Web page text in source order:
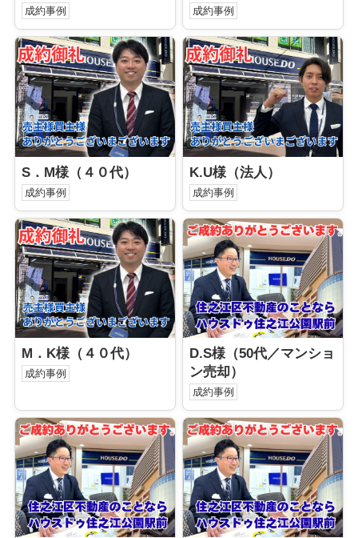
成約事例 成約事例
S．M様（４０代）
成約事例
K.U様（法人）
成約事例
M．K様（４０代）
成約事例
D.S様（50代／マンショ
ン売却）
成約事例